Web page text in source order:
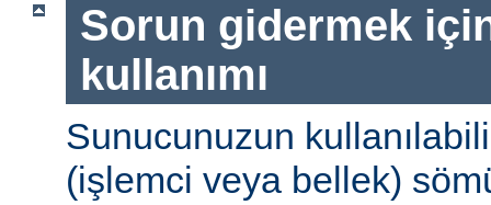
Sorun gidermek
kullanımı
Sunucunuzun
(işlemci veya bellek)